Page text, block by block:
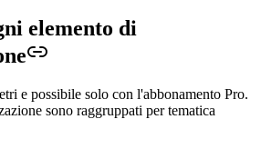
elemento di
e possibile solo con l'abbonamento Pro.
sono raggruppati per tematica